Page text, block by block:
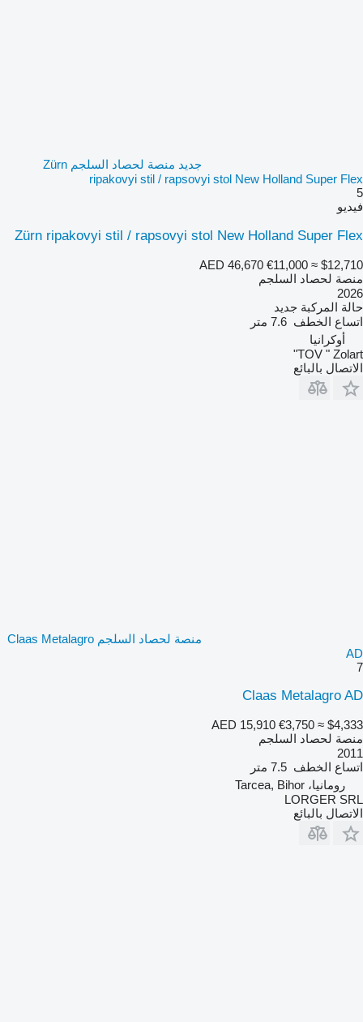
جديد منصة لحصاد السلجم Zürn
ripakovyi stil / rapsovyi stol New Holland Super Flex
5
فيديو
Zürn ripakovyi stil / rapsovyi stol New Holland Super Flex
AED 46,670 €11,000 ≈ $12,710
منصة لحصاد السلجم
2026
حالة المركبة جديد
اتساع الخطف 7.6 متر
أوكرانيا
TOV " Zolart"
الاتصال بالبائع
منصة لحصاد السلجم Claas Metalagro
AD
7
Claas Metalagro AD
AED 15,910 €3,750 ≈ $4,333
منصة لحصاد السلجم
2011
اتساع الخطف 7.5 متر
رومانيا، Tarcea, Bihor
LORGER SRL
الاتصال بالبائع